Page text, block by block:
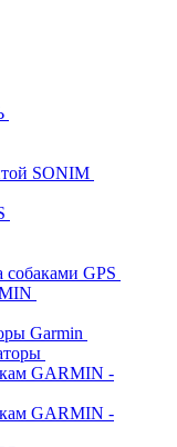
SONIM
собаками GPS
Garmin
GARMIN -
GARMIN -